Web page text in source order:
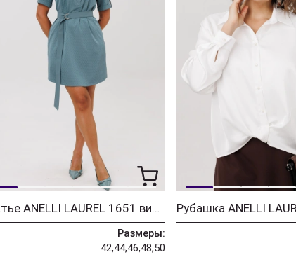
Платье ANELLI LAUREL 1651 винтажный голубой
Размеры:
42,44,46,48,50